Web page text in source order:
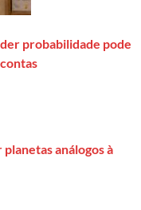
probabilidade pode
análogos à